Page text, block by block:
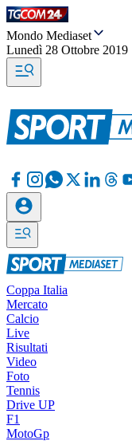
Mondo Mediaset
Lunedì 28 Ottobre 2019
Coppa Italia
Mercato
Calcio
Live
Risultati
Video
Foto
Tennis
Drive UP
F1
MotoGp